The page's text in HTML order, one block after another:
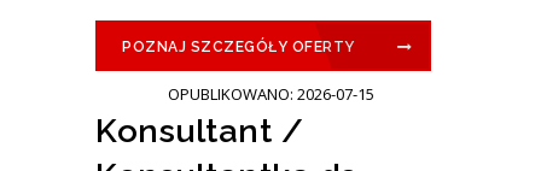
POZNAJ SZCZEGÓŁY OFERTY
OPUBLIKOWANO: 2026-07-15
Konsultant /